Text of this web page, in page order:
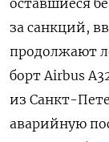
оставшиеся
за санкций,
продолжают
бортAirbus
из Санкт-
аварийную